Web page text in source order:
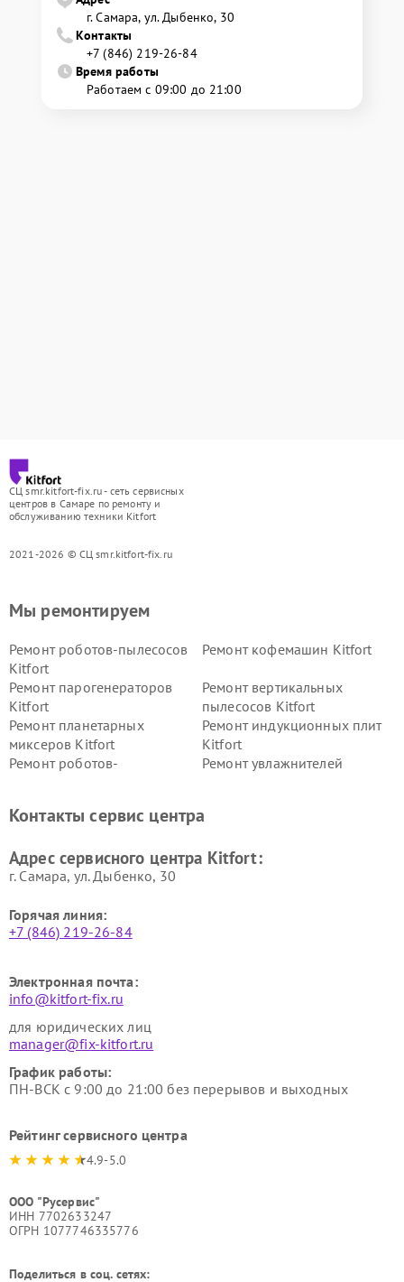
г. Самара, ул. Дыбенко, 30
Контакты
+7 (846) 219-26-84
Время работы
Работаем с 09:00 до 21:00
СЦ smr.kitfort-fix.ru - сеть сервисных
центров в Самаре по ремонту и
обслуживанию техники Kitfort
2021-2026 © СЦ smr.kitfort-fix.ru
Мы ремонтируем
Ремонт роботов-пылесосов
Kitfort
Ремонт кофемашин Kitfort
Ремонт парогенераторов
Kitfort
Ремонт вертикальных
пылесосов Kitfort
Ремонт планетарных
миксеров Kitfort
Ремонт индукционных плит
Kitfort
Ремонт роботов-
Ремонт увлажнителей
Kitfort
Kitfort
Kitfort
Kitfort
Контакты сервис центра
Адрес сервисного центра Kitfort:
г. Самара, ул. Дыбенко, 30
Горячая линия:
+7 (846) 219-26-84
Электронная почта:
info@kitfort-fix.ru
для юридических лиц
manager@fix-kitfort.ru
График работы:
ПН-ВСК с 9:00 до 21:00 без перерывов и выходных
Рейтинг сервисного центра
4.9-5.0
ООО "Русервис"
ИНН 7702633247
ОГРН 1077746335776
Поделиться в соц. сетях: